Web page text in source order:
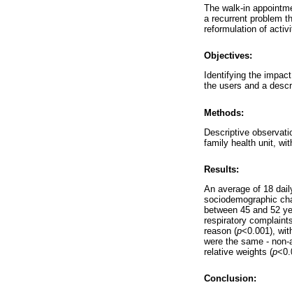
The walk-in
a recurrent problem
reformulation of
Objectives:
Identifying the
the users and a
Methods:
Descriptive
family health unit,
Results:
An average of 18
sociodemographic
between 45 and 52
respiratory
reason (p<0.001),
were the same -
relative weights (p
Conclusion: